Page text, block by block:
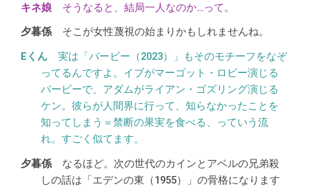
そうなると、結局一人なのか…って。
そこが女性蔑視の始まりかもしれませんね。
実は「バービー（2023）」もそのモチーフをなぞ
ってるんですよ。イブがマーゴット・ロビー演じる
バービーで、アダムがライアン・ゴズリング演じる
ケン。彼らが人間界に行って、知らなかったことを
知ってしまう＝禁断の果実を食べる、っていう流
れ。すごく似てます。
なるほど。次の世代のカインとアベルの兄弟殺
しの話は「エデンの東（1955）」の骨格になります